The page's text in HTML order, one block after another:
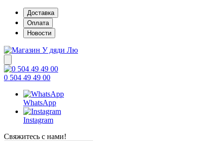
Доставка
Оплата
Новости
0 504 49 49 00
WhatsApp
Instagram
Свяжитесь с нами!